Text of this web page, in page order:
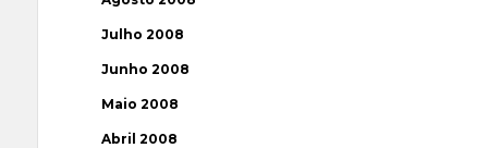
Julho 2008
Junho 2008
Maio 2008
Abril 2008